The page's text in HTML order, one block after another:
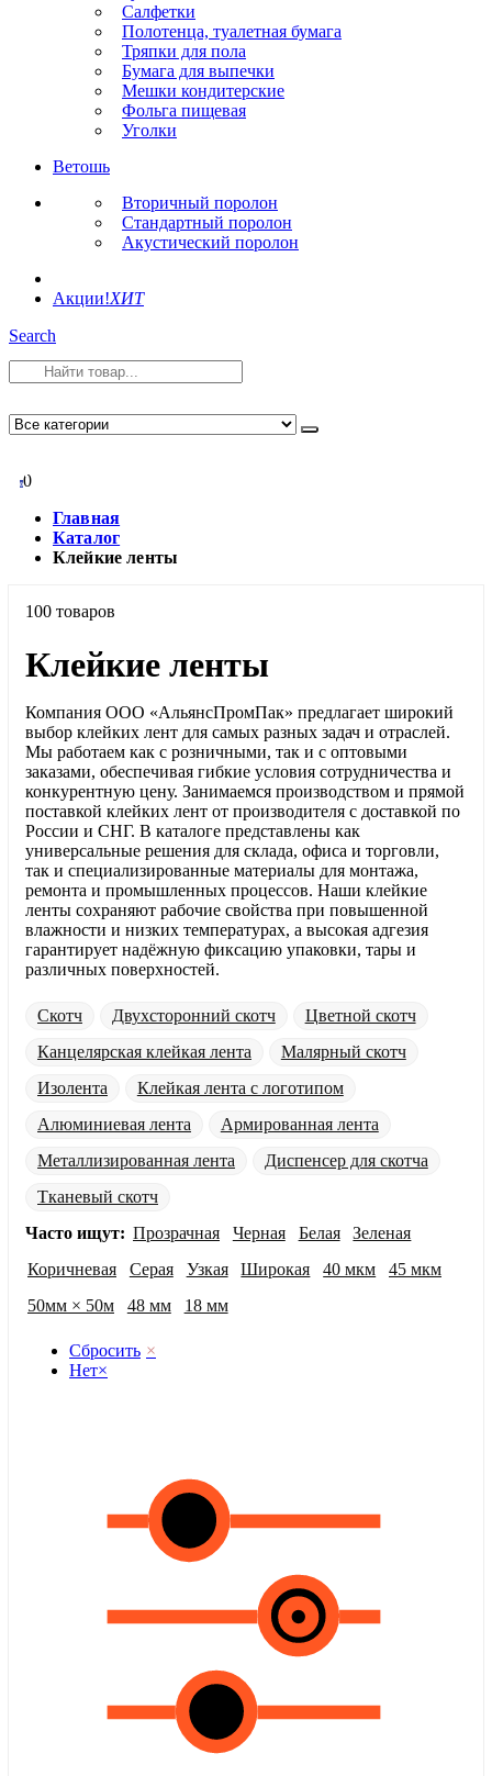
Салфетки
Полотенца, туалетная бумага
Тряпки для пола
Бумага для выпечки
Мешки кондитерские
Фольга пищевая
Уголки
Ветошь
Вторичный поролон
Стандартный поролон
Акустический поролон
Акции!ХИТ
Search
00
Главная
Каталог
Клейкие ленты
100 товаров
Клейкие ленты
Компания ООО «АльянсПромПак» предлагает широкий
выбор клейких лент для самых разных задач и отраслей.
Мы работаем как с розничными, так и с оптовыми
заказами, обеспечивая гибкие условия сотрудничества и
конкурентную цену. Занимаемся производством и прямой
поставкой клейких лент от производителя с доставкой по
России и СНГ. В каталоге представлены как
универсальные решения для склада, офиса и торговли,
так и специализированные материалы для монтажа,
ремонта и промышленных процессов. Наши клейкие
ленты сохраняют рабочие свойства при повышенной
влажности и низких температурах, а высокая адгезия
гарантирует надёжную фиксацию упаковки, тары и
различных поверхностей.
Скотч Двухсторонний скотч
Цветной скотч
Канцелярская клейкая лента
Малярный скотч
Изолента
Клейкая лента с логотипом
Алюминиевая лента
Армированная лента
Металлизированная лента
Диспенсер для скотча
Тканевый скотч
Часто ищут: Прозрачная Черная Белая
Зеленая
Коричневая
Серая Узкая Широкая 40 мкм
45 мкм
50мм × 50м
48 мм 18 мм
Сбросить ×
Нет×